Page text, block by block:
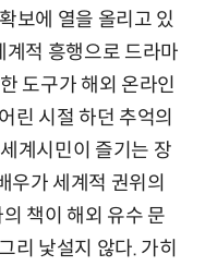
보에 열을 올리고 있
적 흥행으로 드라마
도구가 해외 온라인
린 시절 하던 추억의
계시민이 즐기는 장
우가 세계적 권위의
책이 해외 유수 문
리 낯설지 않다. 가히